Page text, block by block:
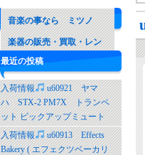
音楽の事なら ミツノ
楽器の販売・買取・レン
タル 音楽教室
最近の投稿
入荷情報
u60921 ヤマ
ハ STX-2 PM7X トランペ
ット ピックアップミュート
入荷情報
u60913 Effects
Bakery ( エフェクツベーカリ